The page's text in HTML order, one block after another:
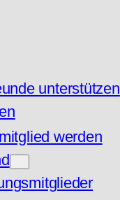
unterstützen
werden